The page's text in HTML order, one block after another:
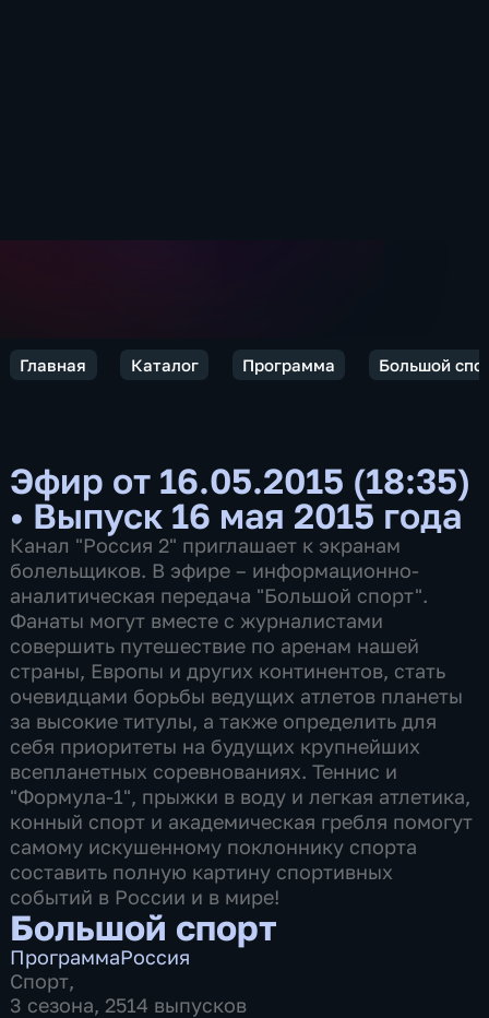
Главная Каталог Программа Большой
Эфир от 16.05.2015 (18:35)
• Выпуск 16 мая 2015 года
Канал "Россия 2" приглашает к экранам
болельщиков. В эфире – информационно-
аналитическая передача "Большой спорт".
Фанаты могут вместе с журналистами
совершить путешествие по аренам нашей
страны, Европы и других континентов, стать
очевидцами борьбы ведущих атлетов планеты
за высокие титулы, а также определить для
себя приоритеты на будущих крупнейших
всепланетных соревнованиях. Теннис и
"Формула-1", прыжки в воду и легкая атлетика,
конный спорт и академическая гребля помогут
самому искушенному поклоннику спорта
составить полную картину спортивных
событий в России и в мире!
Большой спорт
ПрограммаРоссия
Спорт,
3 сезона, 2514 выпусков